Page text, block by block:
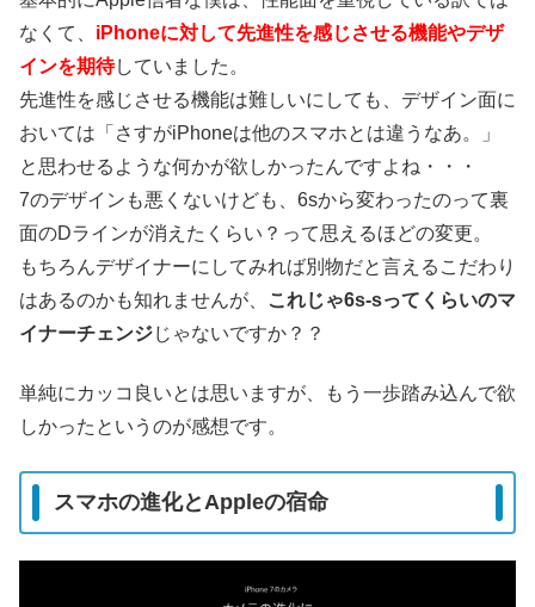
なくて、 iPhoneに対して先進性を感じさせる機能やデザ
インを期待していました。
先進性を感じさせる機能は難しいにしても、デザイン面に
おいては「さすがiPhoneは他のスマホとは違うなあ。」
と思わせるような何かが欲しかったんですよね・・・
7のデザインも悪くないけども、6sから変わったのって裏
面のDラインが消えたくらい？って思えるほどの変更。
もちろんデザイナーにしてみれば別物だと言えるこだわり
はあるのかも知れませんが、
これじゃ6s-sってくらいのマ
イナーチェンジじゃないですか？？
単純にカッコ良いとは思いますが、もう一歩踏み込んで欲
しかったというのが感想です。
スマホの進化とAppleの宿命